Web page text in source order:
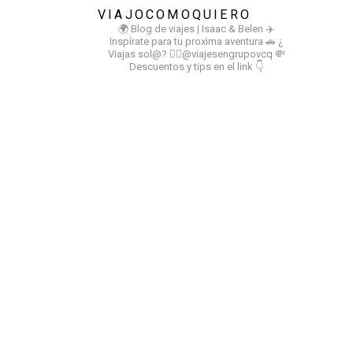
VIAJOCOMOQUIERO
🌍 Blog de viajes | Isaac & Belen ✈️
Inspírate para tu proxima aventura 🚗 ¿
Viajas sol@? 👉🏻@viajesengrupovcq 💸
Descuentos y tips en el link 👇